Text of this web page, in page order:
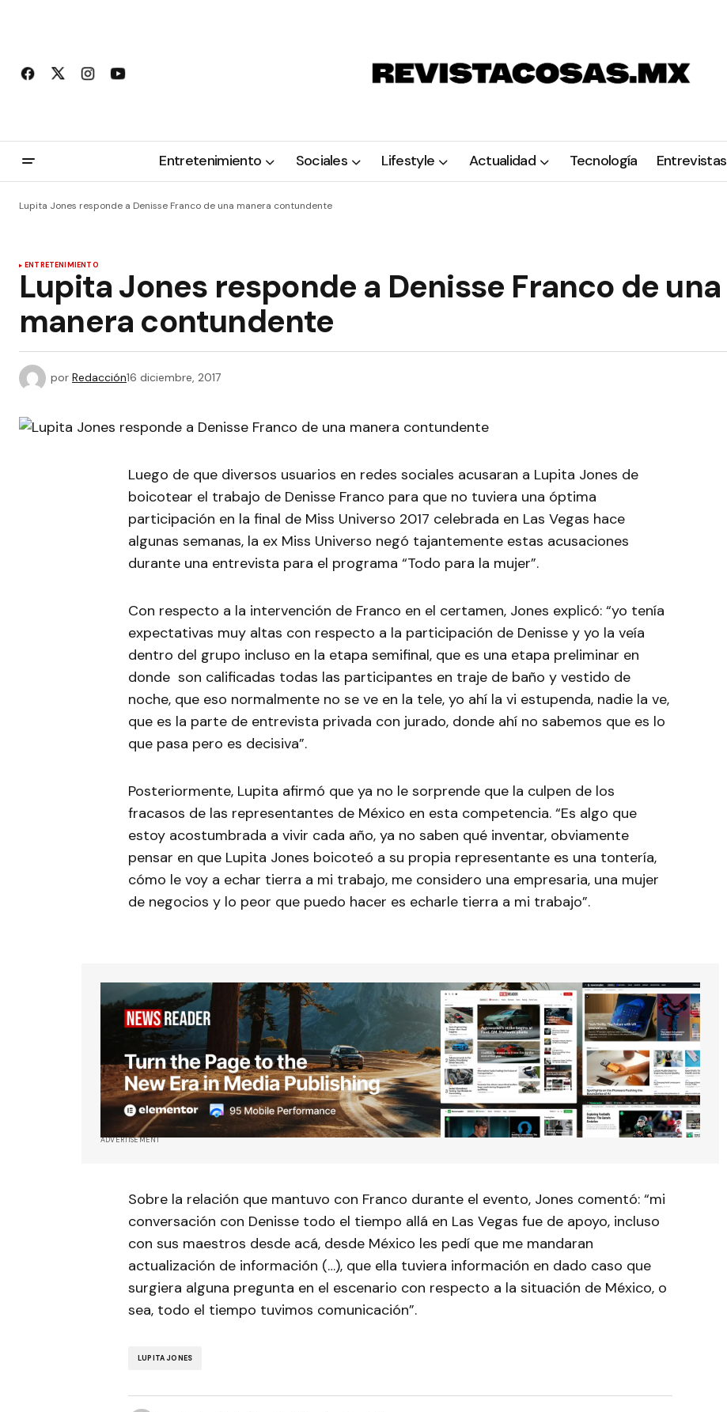
Entretenimiento Sociales Lifestyle Actualidad Tecnología Entrevistas
Lupita Jones responde a Denisse Franco de una manera contundente
ENTRETENIMIENTO
Lupita Jones responde a Denisse Franco de una
manera contundente
por Redacción16 diciembre, 2017
Luego de que diversos usuarios en redes sociales acusaran a Lupita Jones de
boicotear el trabajo de Denisse Franco para que no tuviera una óptima
participación en la final de Miss Universo 2017 celebrada en Las Vegas hace
algunas semanas, la ex Miss Universo negó tajantemente estas acusaciones
durante una entrevista para el programa “Todo para la mujer”.
Con respecto a la intervención de Franco en el certamen, Jones explicó: “yo tenía
expectativas muy altas con respecto a la participación de Denisse y yo la veía
dentro del grupo incluso en la etapa semifinal, que es una etapa preliminar en
donde son calificadas todas las participantes en traje de baño y vestido de
noche, que eso normalmente no se ve en la tele, yo ahí la vi estupenda, nadie la ve,
que es la parte de entrevista privada con jurado, donde ahí no sabemos que es lo
que pasa pero es decisiva”.
Posteriormente, Lupita afirmó que ya no le sorprende que la culpen de los
fracasos de las representantes de México en esta competencia. “Es algo que
estoy acostumbrada a vivir cada año, ya no saben qué inventar, obviamente
pensar en que Lupita Jones boicoteó a su propia representante es una tontería,
cómo le voy a echar tierra a mi trabajo, me considero una empresaria, una mujer
de negocios y lo peor que puedo hacer es echarle tierra a mi trabajo”.
ADVERTISEMENT
Sobre la relación que mantuvo con Franco durante el evento, Jones comentó: “mi
conversación con Denisse todo el tiempo allá en Las Vegas fue de apoyo, incluso
con sus maestros desde acá, desde México les pedí que me mandaran
actualización de información (…), que ella tuviera información en dado caso que
surgiera alguna pregunta en el escenario con respecto a la situación de México, o
sea, todo el tiempo tuvimos comunicación”.
LUPITA JONES